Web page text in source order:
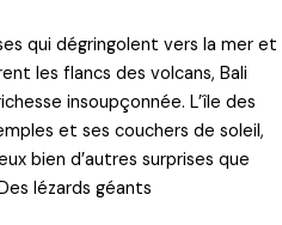
qui dégringolent vers la mer et
les flancs des volcans, Bali
insoupçonnée. L’île des
et ses couchers de soleil,
bien d’autres surprises que
lézards géants